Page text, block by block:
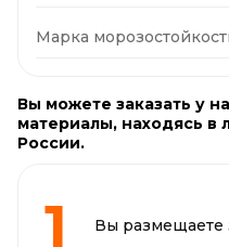
Марка
Вы можете заказать у
материалы, находясь
России.
Вы размещаете